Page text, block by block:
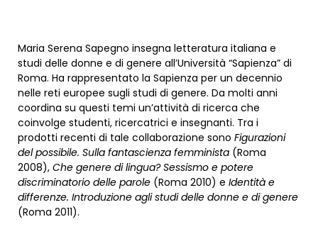
Maria Serena Sapegno insegna letteratura italiana e
studi delle donne e di genere all’Università “Sapienza” di
Roma. Ha rappresentato la Sapienza per un decennio
nelle reti europee sugli studi di genere. Da molti anni
coordina su questi temi un’attività di ricerca che
coinvolge studenti, ricercatrici e insegnanti. Tra i
prodotti recenti di tale collaborazione sono Figurazioni
del possibile. Sulla fantascienza femminista (Roma
2008), Che genere di lingua? Sessismo e potere
discriminatorio delle parole (Roma 2010) e Identità e
differenze. Introduzione agli studi delle donne e di genere
(Roma 2011).